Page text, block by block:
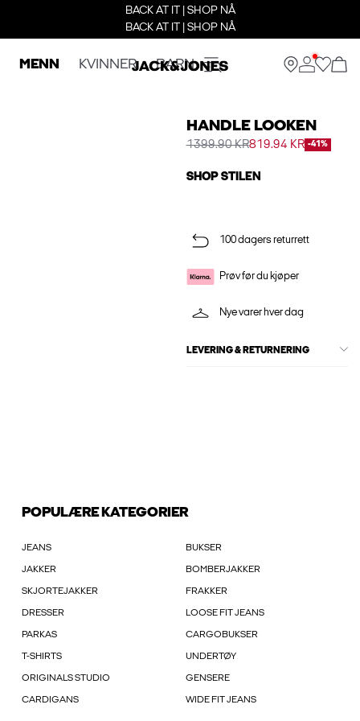
BACK AT IT | SHOP NÅ
BACK AT IT | SHOP NÅ
MENN KVINNER BARN
HANDLE LOOKEN
1399.90 KR819.94 KR -41%
SHOP STILEN
100 dagers returrett
Prøv før du kjøper
Nye varer hver dag
LEVERING & RETURNERING
POPULÆRE KATEGORIER
JEANS BUKSER
JAKKER BOMBERJAKKER
SKJORTEJAKKER FRAKKER
DRESSER LOOSE FIT JEANS
PARKAS CARGOBUKSER
T-SHIRTS UNDERTØY
ORIGINALS STUDIO GENSERE
CARDIGANS WIDE FIT JEANS